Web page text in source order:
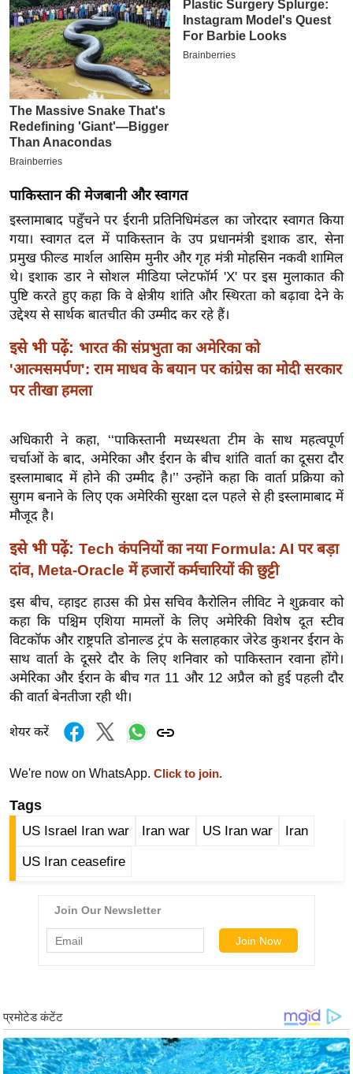
इ
म
ई
-
पे
प
र
सा
ल
बे
मि
सा
ल
श
ख्सि
य
त
ग
इं
डि
या
हि
त्य
ग
त
ऑ
टो
व
ज
फ
म
ली
वु
ड
पाकिस्तान की मेजबानी और स्वागत
इस्लामाबाद पहुँचने पर ईरानी प्रतिनिधिमंडल का जोरदार स्वागत किया
गया। स्वागत दल में पाकिस्तान के उप प्रधानमंत्री इशाक डार, सेना
प्रमुख फील्ड मार्शल आसिम मुनीर और गृह मंत्री मोहसिन नकवी शामिल
थे। इशाक डार ने सोशल मीडिया प्लेटफॉर्म 'X' पर इस मुलाकात की
पुष्टि करते हुए कहा कि वे क्षेत्रीय शांति और स्थिरता को बढ़ावा देने के
उद्देश्य से सार्थक बातचीत की उम्मीद कर रहे हैं।
इसे भी पढ़ें: भारत की संप्रभुता का अमेरिका को
'आत्मसमर्पण': राम माधव के बयान पर कांग्रेस का मोदी सरकार
पर तीखा हमला
अधिकारी ने कहा, ‘‘पाकिस्तानी मध्यस्थता टीम के साथ महत्वपूर्ण
चर्चाओं के बाद, अमेरिका और ईरान के बीच शांति वार्ता का दूसरा दौर
इस्लामाबाद में होने की उम्मीद है।’’ उन्होंने कहा कि वार्ता प्रक्रिया को
सुगम बनाने के लिए एक अमेरिकी सुरक्षा दल पहले से ही इस्लामाबाद में
मौजूद है।
इसे भी पढ़ें: Tech कंपनियों का नया Formula: AI पर बड़ा
दांव, Meta-Oracle में हजारों कर्मचारियों की छुट्टी
इस बीच, व्हाइट हाउस की प्रेस सचिव कैरोलिन लीविट ने शुक्रवार को
कहा कि पश्चिम एशिया मामलों के लिए अमेरिकी विशेष दूत स्टीव
विटकॉफ और राष्ट्रपति डोनाल्ड ट्रंप के सलाहकार जेरेड कुशनर ईरान के
साथ वार्ता के दूसरे दौर के लिए शनिवार को पाकिस्तान रवाना होंगे।
अमेरिका और ईरान के बीच गत 11 और 12 अप्रैल को हुई पहली दौर
की वार्ता बेनतीजा रही थी।
शेयर करें
We're now on WhatsApp. Click to join.
Tags
US Israel Iran war Iran war US Iran war Iran
US Iran ceasefire